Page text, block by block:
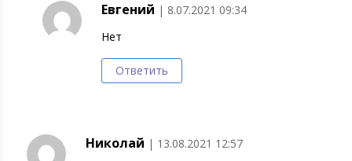
Евгений | 8.07.2021 09:34
Нет
Ответить
Николай | 13.08.2021 12:57